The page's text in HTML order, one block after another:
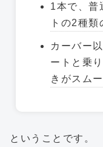
1本で、普
トの2種類
カーバー
ートと乗
きがスム
ということです。